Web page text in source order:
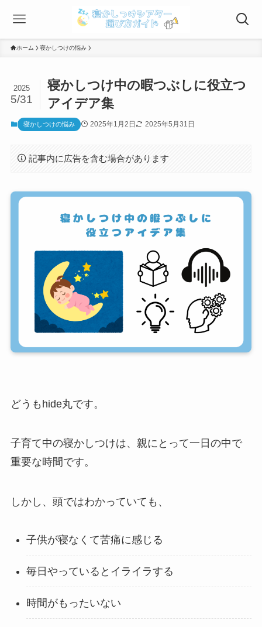
ホーム 寝かしつけの悩み
寝かしつけ中の暇つぶしに役立つ
アイデア集
2025
5/31
寝かしつけの悩み 2025年1月2日 2025年5月31日
記事内に広告を含む場合があります
どうもhide丸です。
子育て中の寝かしつけは、親にとって一日の中で
重要な時間です。
しかし、頭ではわかっていても、
子供が寝なくて苦痛に感じる
毎日やっているとイライラする
時間がもったいない